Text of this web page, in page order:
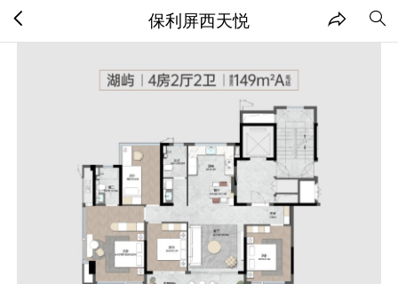
保利屏西天悦